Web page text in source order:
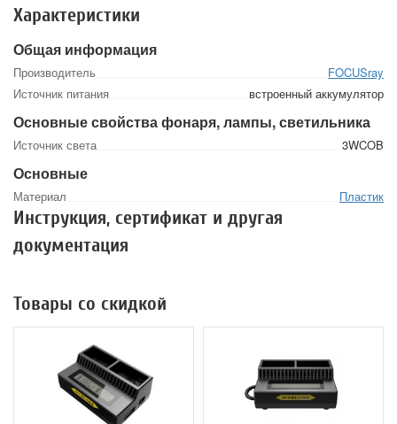
Характеристики
Общая информация
Производитель
FOCUSray
Источник питания
встроенный аккумулятор
Основные свойства фонаря, лампы, светильника
Источник света 3WCOB
Основные
Материал Пластик
Инструкция, сертификат и другая
документация
Товары со скидкой